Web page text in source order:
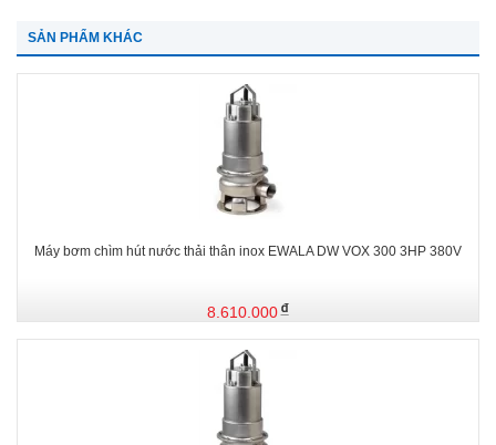
SẢN PHẨM KHÁC
Máy bơm chìm hút nước thải thân inox EWALA DW VOX 300 3HP 380V
8.610.000